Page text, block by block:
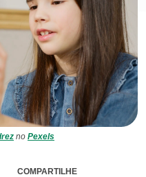
no Pexels
COMPARTILHE